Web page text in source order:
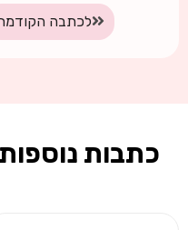
לכתבה
כתבות נוספות